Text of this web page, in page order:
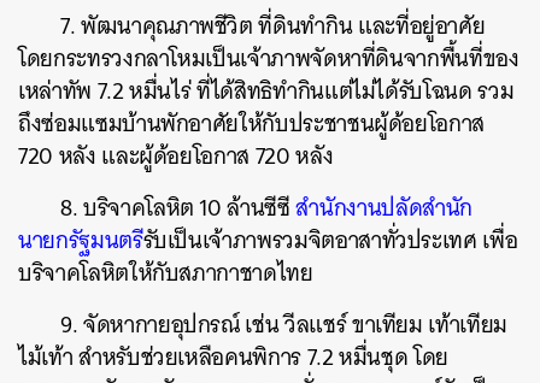
7. พัฒนาคุณภาพชีวิต ที่ดินทำกิน และที่อยู่อาศัย
โดยกระทรวงกลาโหมเป็นเจ้าภาพจัดหาที่ดินจากพื้นที่ของ
เหล่าทัพ 7.2 หมื่นไร่ ที่ได้สิทธิทำกินแต่ไม่ได้รับโฉนด รวม
ถึงซ่อมแซมบ้านพักอาศัยให้กับประชาชนผู้ด้อยโอกาส
720 หลัง และผู้ด้อยโอกาส 720 หลัง
8. บริจาคโลหิต 10 ล้านซีซีสำนักงานปลัดสำนัก
นายกรัฐมนตรีรับเป็นเจ้าภาพรวมจิตอาสาทั่วประเทศ เพื่อ
บริจาคโลหิตให้กับสภากาชาดไทย
9. จัดหากายอุปกรณ์ เช่น วีลแชร์ ขาเทียม เท้าเทียม
ไม้เท้า สำหรับช่วยเหลือคนพิการ 7.2 หมื่นชุด โดย